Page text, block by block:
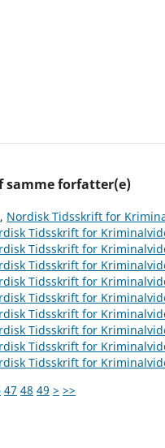
forfatter(e)
, Nordisk Tidsskrift for
Tidsskrift for
Tidsskrift for
Tidsskrift for
Tidsskrift for
Tidsskrift for
Tidsskrift for
Tidsskrift for
Tidsskrift for
Tidsskrift for
47 48 49 > >>